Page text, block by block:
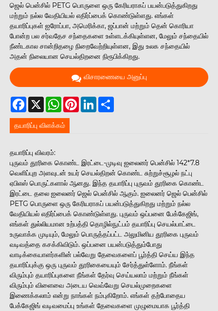
ஜெல் பென்சில் PETG பொருளை ஒரு கேரியராகப் பயன்படுத்துகிறது
மற்றும் நல்ல வேதியியல் எதிர்ப்பைக் கொண்டுள்ளது. எங்கள்
தயாரிப்புகள் ஐரோப்பா, அமெரிக்கா, ஜப்பான் மற்றும் தென் கொரியா
போன்ற பல சர்வதேச சந்தைகளை உள்ளடக்கியுள்ளன, மேலும் சந்தையில்
நீண்டகால சான்றிதழை நிறைவேற்றியுள்ளன, இது உலக சந்தையில்
அதன் நிலையான செயல்திறனை நிரூபிக்கிறது.
விசாரணையை அனுப்பு
Facebook
X WhatsAppPinterestLinkedIn
தயாரிப்பு விளக்கம்
தயாரிப்பு விவரம்:
புருவம் தூரிகை கொண்ட இரட்டை-முடிவு ஐலைனர் பென்சில் 142*7.8
வெளிப்புற அளவுடன் உயர் செயல்திறன் கொண்ட சுற்றுச்சூழல் நட்பு
ஏபிஎஸ் பொருட்களால் ஆனது. இந்த தயாரிப்பு புருவம் தூரிகை கொண்ட
இரட்டை தலை ஐலைனர் ஜெல் பென்சில் ஆகும். ஐலைனர் ஜெல் பென்சில்
PETG பொருளை ஒரு கேரியராகப் பயன்படுத்துகிறது மற்றும் நல்ல
வேதியியல் எதிர்ப்பைக் கொண்டுள்ளது. புருவம் ஒப்பனை பேக்கேஜிங்,
எங்கள் துல்லியமான உற்பத்தி தொழில்நுட்பம் தயாரிப்பு செயல்பாட்டை
உருவாக்க முடியும், மேலும் பொருத்தப்பட்ட அலுமினிய தூரிகை புருவம்
வடிவத்தை கசக்கிவிடும். ஒப்பனை பயன்படுத்தும்போது
வாடிக்கையாளர்களின் பல்வேறு தேவைகளைப் பூர்த்தி செய்ய இந்த
தயாரிப்புக்கு ஒரு புருவம் தூரிகையையும் சேர்த்துள்ளோம். நீங்கள்
விரும்பும் தயாரிப்புகளை நீங்கள் தேர்வு செய்யலாம் மற்றும் நீங்கள்
விரும்பும் விளைவை அடைய வெவ்வேறு செயல்முறைகளை
இணைக்கலாம் என்று நாங்கள் நம்புகிறோம். எங்கள் தற்போதைய
பேக்கேஜிங் வடிவமைப்பு உங்கள் தேவைகளை முழுமையாக பூர்த்தி